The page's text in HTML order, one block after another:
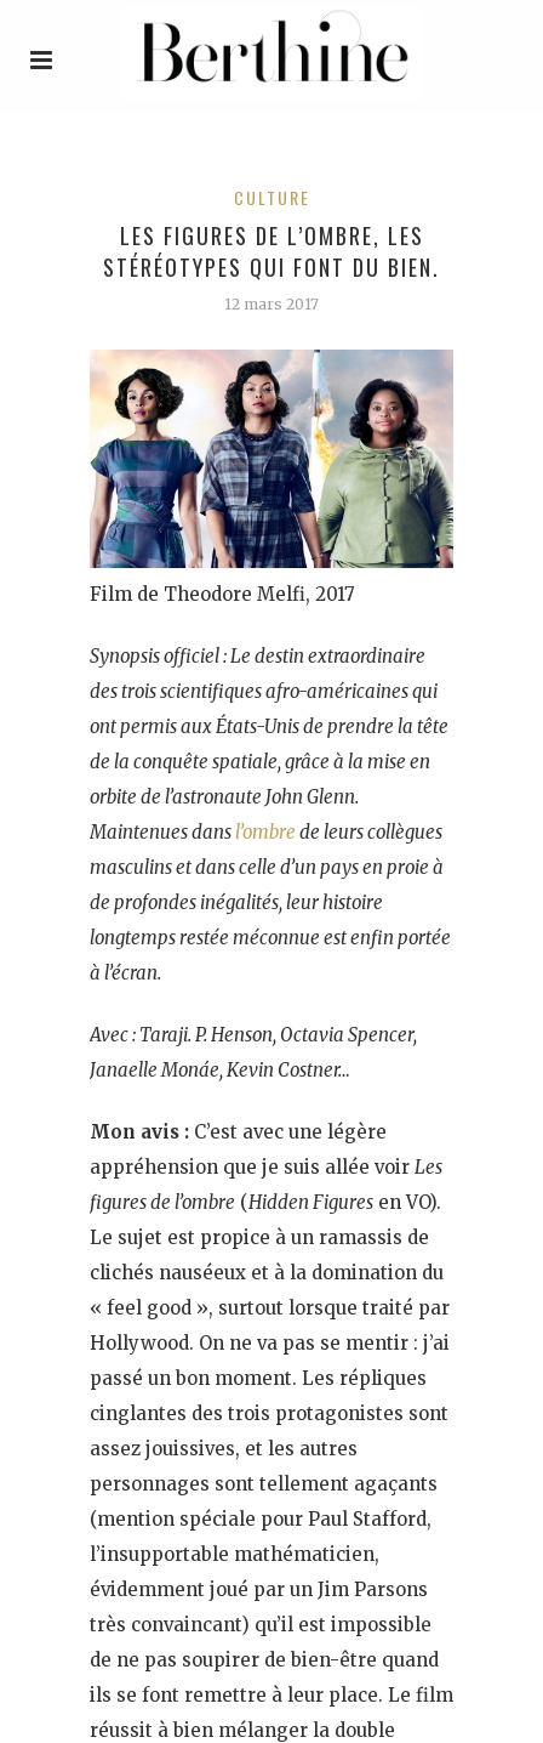
CULTURE
LES FIGURES DE L’OMBRE, LES
STÉRÉOTYPES QUI FONT DU BIEN.
12 mars 2017
Film de Theodore Melfi, 2017
Synopsis officiel : Le destin extraordinaire
des trois scientifiques afro-américaines qui
ont permis aux États-Unis de prendre la tête
de la conquête spatiale, grâce à la mise en
orbite de l’astronaute John Glenn.
Maintenues dansl’ombre de leurs collègues
masculins et dans celle d’un pays en proie à
de profondes inégalités, leur histoire
longtemps restée méconnue est enfin portée
à l’écran.
Avec : Taraji. P. Henson, Octavia Spencer,
Janaelle Monáe, Kevin Costner…
Mon avis : C’est avec une légère
appréhension que je suis allée voir Les
figures de l’ombre (Hidden Figures en VO).
Le sujet est propice à un ramassis de
clichés nauséeux et à la domination du
« feel good », surtout lorsque traité par
Hollywood. On ne va pas se mentir : j’ai
passé un bon moment. Les répliques
cinglantes des trois protagonistes sont
assez jouissives, et les autres
personnages sont tellement agaçants
(mention spéciale pour Paul Stafford,
l’insupportable mathématicien,
évidemment joué par un Jim Parsons
très convaincant) qu’il est impossible
de ne pas soupirer de bien-être quand
ils se font remettre à leur place. Le film
réussit à bien mélanger la double